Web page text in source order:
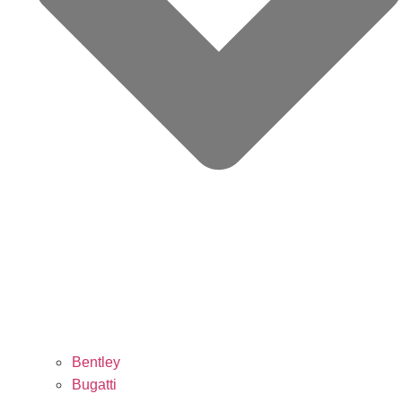
Bentley
Bugatti